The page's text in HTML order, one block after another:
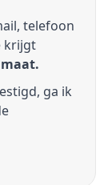
telefoon
krijgt
ga ik